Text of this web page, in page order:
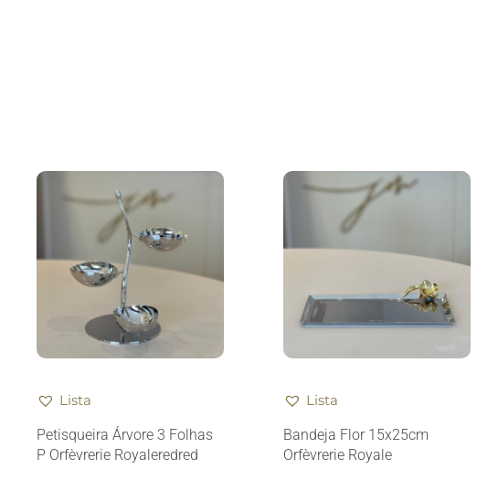
Lista
Petisqueira Árvore 3 Folhas
P Orfèvrerie Royaleredred
Lista
Bandeja Flor 15x25cm
Orfèvrerie Royale